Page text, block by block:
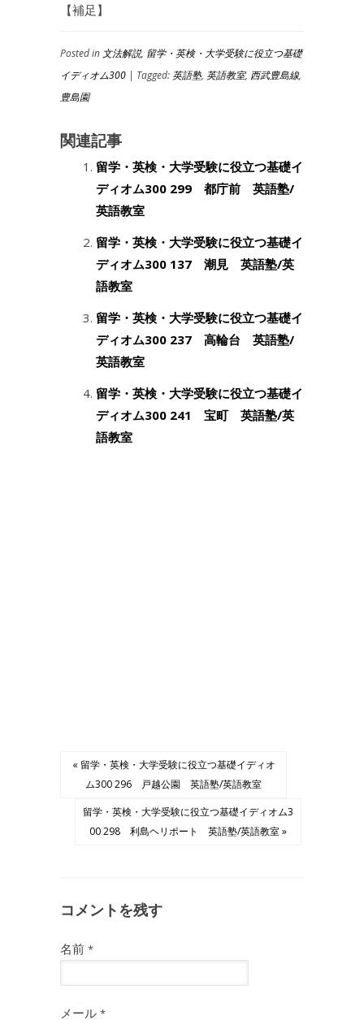
【補足】
Posted in 文法解説, 留学・英検・大学受験に役立つ基礎
イディオム300 | Tagged: 英語塾, 英語教室, 西武豊島線,
豊島園
関連記事
留学・英検・大学受験に役立つ基礎イ
ディオム300 299 都庁前 英語塾/
英語教室
留学・英検・大学受験に役立つ基礎イ
ディオム300 137 潮見 英語塾/英
語教室
留学・英検・大学受験に役立つ基礎イ
ディオム300 237 高輪台 英語塾/
英語教室
留学・英検・大学受験に役立つ基礎イ
ディオム300 241 宝町 英語塾/英
語教室
« 留学・英検・大学受験に役立つ基礎イディオ
ム300 296 戸越公園 英語塾/英語教室
留学・英検・大学受験に役立つ基礎イディオム3
00 298 利島ヘリポート 英語塾/英語教室 »
コメントを残す
名前 *
メール *